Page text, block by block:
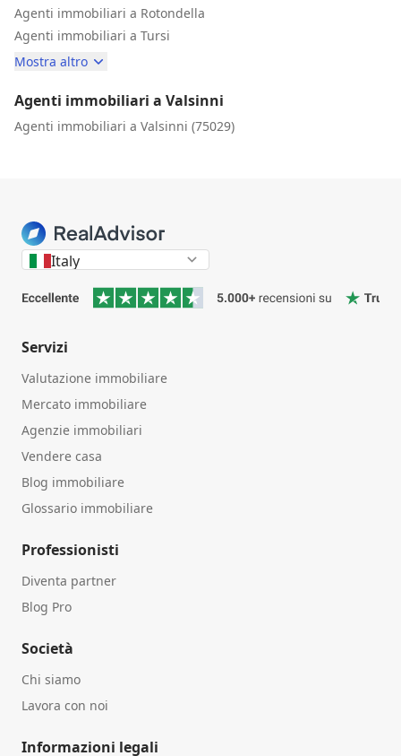
Agenti immobiliari a Rotondella
Agenti immobiliari a Tursi
Mostra altro
Agenti immobiliari a Valsinni
Agenti immobiliari a Valsinni (75029)
Italy
Servizi
Valutazione immobiliare
Mercato immobiliare
Agenzie immobiliari
Vendere casa
Blog immobiliare
Glossario immobiliare
Professionisti
Diventa partner
Blog Pro
Società
Chi siamo
Lavora con noi
Informazioni legali